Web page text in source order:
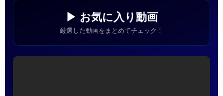
▶ お気に入り動画
厳選した動画をまとめてチェック！